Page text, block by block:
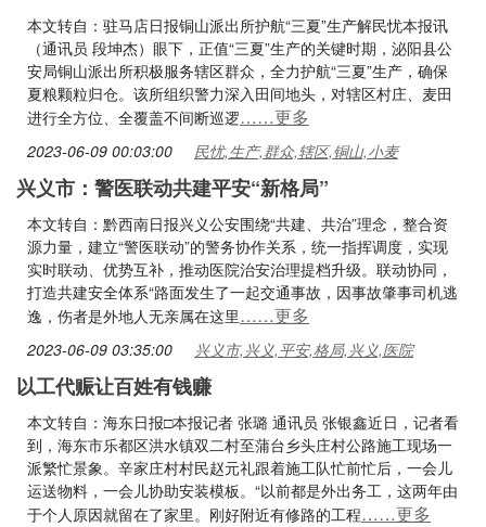
本文转自：驻马店日报铜山派出所护航“三夏”生产解民忧本报讯
（通讯员 段坤杰）眼下，正值“三夏”生产的关键时期，泌阳县公
安局铜山派出所积极服务辖区群众，全力护航“三夏”生产，确保
夏粮颗粒归仓。该所组织警力深入田间地头，对辖区村庄、麦田
进行全方位、全覆盖不间断巡逻……更多
2023-06-09 00:03:00 民忧,生产,群众,辖区,铜山,小麦
兴义市：警医联动共建平安“新格局”
本文转自：黔西南日报兴义公安围绕“共建、共治”理念，整合资
源力量，建立“警医联动”的警务协作关系，统一指挥调度，实现
实时联动、优势互补，推动医院治安治理提档升级。联动协同，
打造共建安全体系“路面发生了一起交通事故，因事故肇事司机逃
逸，伤者是外地人无亲属在这里……更多
2023-06-09 03:35:00 兴义市,兴义,平安,格局,兴义,医院
以工代赈让百姓有钱赚
本文转自：海东日报□本报记者 张璐 通讯员 张银鑫近日，记者看
到，海东市乐都区洪水镇双二村至蒲台乡头庄村公路施工现场一
派繁忙景象。辛家庄村村民赵元礼跟着施工队忙前忙后，一会儿
运送物料，一会儿协助安装模板。“以前都是外出务工，这两年由
于个人原因就留在了家里。刚好附近有修路的工程……更多